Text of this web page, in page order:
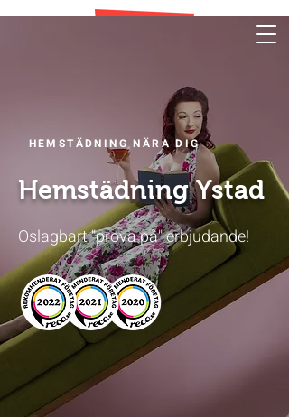
HEMSTÄDNING NÄRA DIG
Hemstädning Ystad
Oslagbart "prova på" erbjudande!